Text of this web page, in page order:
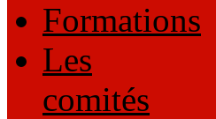
Formations
Les
comités